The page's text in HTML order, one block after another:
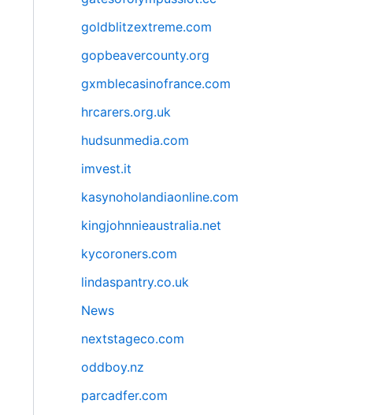
goldblitzextreme.com
gopbeavercounty.org
gxmblecasinofrance.com
hrcarers.org.uk
hudsunmedia.com
imvest.it
kasynoholandiaonline.com
kingjohnnieaustralia.net
kycoroners.com
lindaspantry.co.uk
News
nextstageco.com
oddboy.nz
parcadfer.com